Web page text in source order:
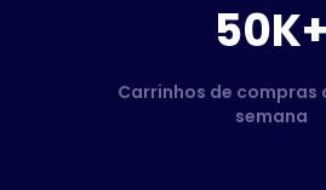
50K+
Carrinhos de compras
semana